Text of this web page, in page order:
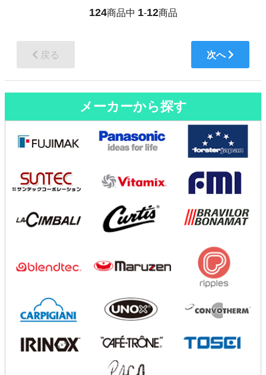
124商品中 1-12商品
戻る 次へ
メーカーから探す